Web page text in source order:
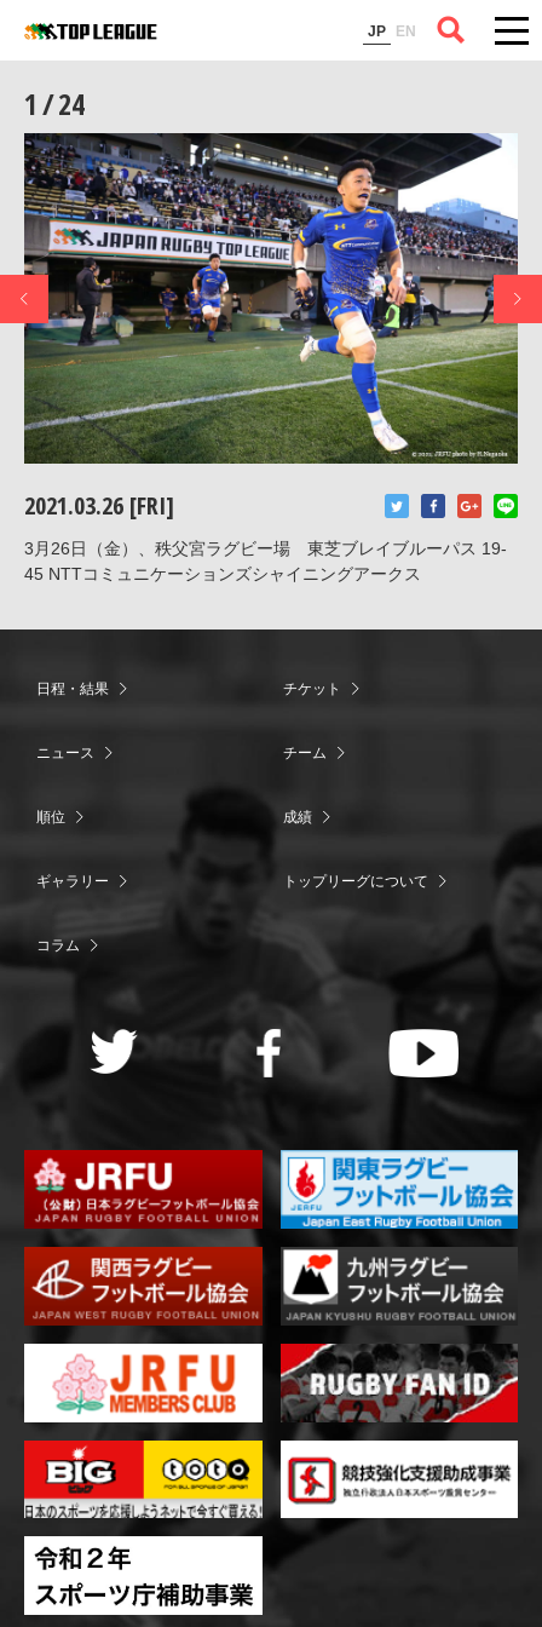
JP EN
コラム
1 / 24
2021.03.26 [FRI]
3月26日（金）、秩父宮ラグビー場 東芝ブレイブルーパス 19-
45 NTTコミュニケーションズシャイニングアークス
日程・結果 チケット
ニュース チーム
順位 成績
ギャラリー トップリーグについて
コラム